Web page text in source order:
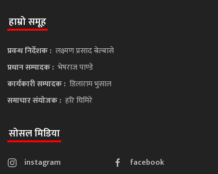
हाम्रो समूह
प्रवन्ध निर्देशक : लक्ष्मण प्रसाद बेल्बासे
प्रधान सम्पादक : भेषराज पाण्डे
कार्यकारी सम्पादक : डिलाराम भुसाल
समाचार संयोजक : हरि घिमिरे
सोसल मिडिया
instagram facebook